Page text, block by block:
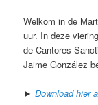
Welkom in de
uur. In deze
de Cantores
Jaime González
►Download hier